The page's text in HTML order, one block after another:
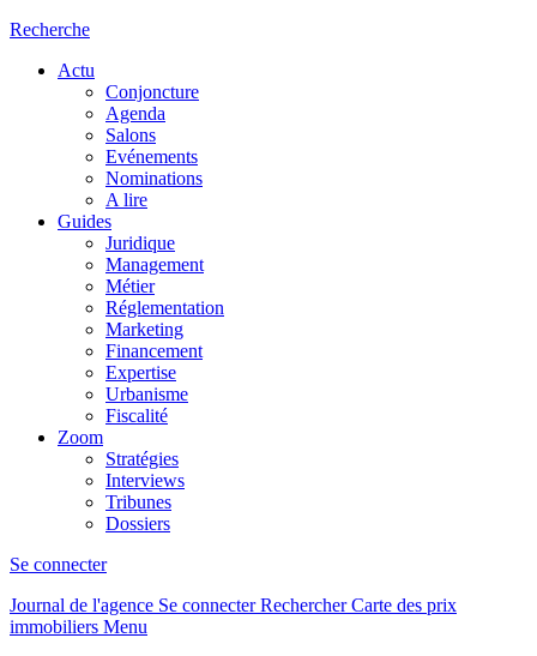
Recherche
Actu
Conjoncture
Agenda
Salons
Evénements
Nominations
A lire
Guides
Juridique
Management
Métier
Réglementation
Marketing
Financement
Expertise
Urbanisme
Fiscalité
Zoom
Stratégies
Interviews
Tribunes
Dossiers
Se connecter
Journal de l'agence Se connecterRechercher Carte des prix
immobiliers Menu